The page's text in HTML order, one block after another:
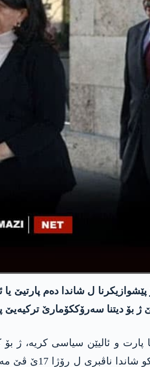
ل شاندا دەم پارتیێ
ژ بۆ دیتنا سەرۆککۆمارێ
و ئالیێن سیاسی کریە، ژ بۆ
کوردان ل